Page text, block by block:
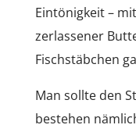
Eintönigkeit –
zerlassener
Fischstäbchen
Man sollte den
bestehen